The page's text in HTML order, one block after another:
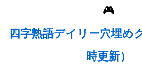
🎮
四字熟語デイリー穴埋め
時更新）